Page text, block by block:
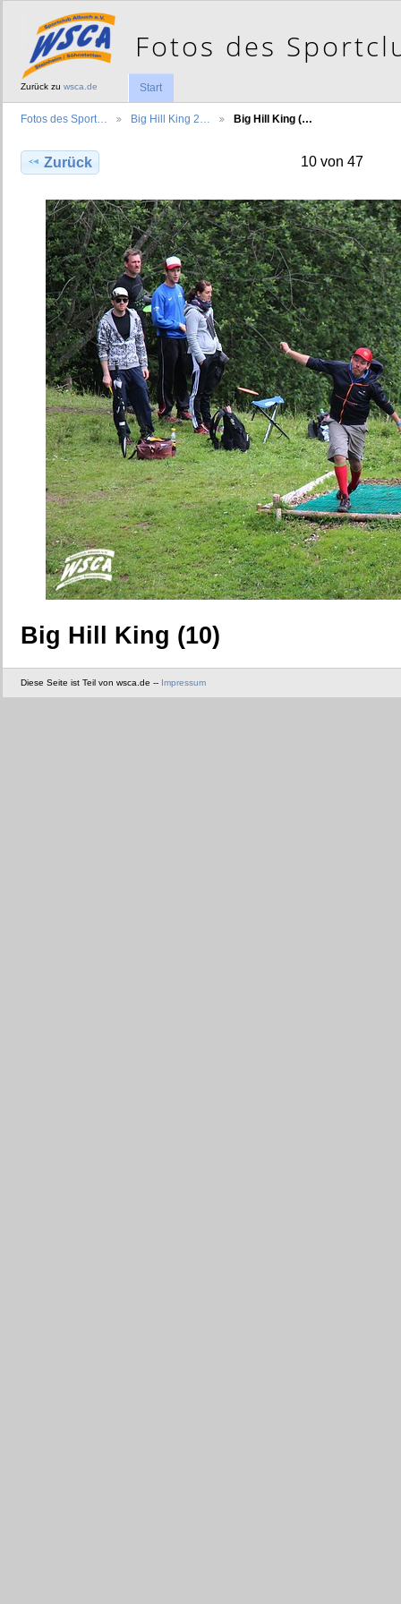
Zurück zu wsca.de Start
Fotos des Sport… Big Hill King 2… Big Hill King (…
Zurück 10 von 47
Big Hill King (10)
Diese Seite ist Teil von wsca.de -- Impressum